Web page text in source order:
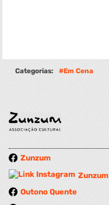
Categorias: Em Cena
Zunzum
Zunzum
Outono Quente